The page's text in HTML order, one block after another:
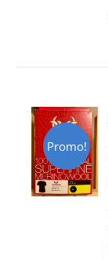
Promo!